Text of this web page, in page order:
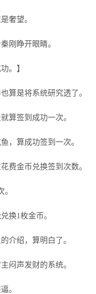
奢望。
刚睁开眼睛。
。】
算是将系统研究透了。
算签到成功一次。
，算成功签到一次。
费金币兑换签到次数。
。
换1枚金币。
介绍，算明白了。
闷声发财的系统。
。